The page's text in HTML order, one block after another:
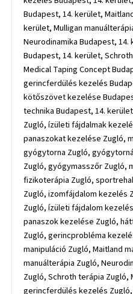
Budapest, 14. kerület,
kerület, Mulligan
Neurodinamika Budapest,
Budapest, 14. kerület,
Medical Taping Concept
gerincferdülés kezelés
kötőszövet kezelése
technika Budapest, 14.
Zugló, ízületi fájdalmak
panaszokat kezelése Zugló,
gyógytorna Zugló,
Zugló, gyógymasszőr Zugló,
fizikoterápia Zugló,
Zugló, izomfájdalom kezelés
Zugló, ízületi fájdalom
panaszok kezelése Zugló,
Zugló, gerincprobléma
manipuláció Zugló, Maitland
manuálterápia Zugló,
Zugló, Schroth terápia Zugló,
gerincferdülés kezelés